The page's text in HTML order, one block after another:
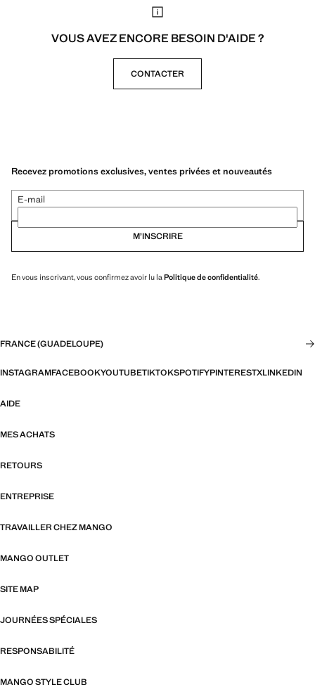
VOUS AVEZ ENCORE BESOIN D'AIDE ?
CONTACTER
Recevez promotions exclusives, ventes privées et nouveautés
E-mail
M’INSCRIRE
En vous inscrivant, vous confirmez avoir lu la Politique de confidentialité.
FRANCE (GUADELOUPE)
INSTAGRAMFACEBOOKYOUTUBETIKTOKSPOTIFYPINTERESTXLINKEDIN
AIDE
MES ACHATS
RETOURS
ENTREPRISE
TRAVAILLER CHEZ MANGO
MANGO OUTLET
SITE MAP
JOURNÉES SPÉCIALES
RESPONSABILITÉ
MANGO STYLE CLUB